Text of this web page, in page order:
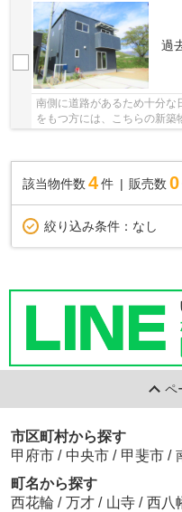
過
南側に道路があるため十分な
をもつ方には、こちらの新築
該当物件数 4件 販売数 0
絞り込み条件： なし
ペ
市区町村から探す
甲府市 / 中央市 / 甲斐市 /
町名から探す
西花輪 / 万才 / 山寺 / 西八